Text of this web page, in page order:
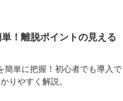
！離脱ポイントの見える
簡単に把握！初心者でも導入で
りやすく解説。